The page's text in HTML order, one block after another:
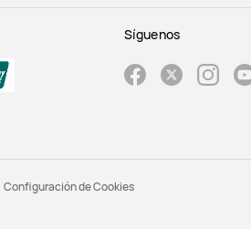
Síguenos
Configuración de Cookies